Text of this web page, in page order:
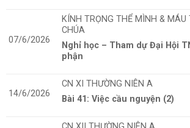
07/6/2026
KÍNH TRỌNG THỂ MÌNH & MÁU
CHÚA
Nghỉ học – Tham dự Đại Hội
phận
14/6/2026
CN XI THƯỜNG NIÊN A
Bài 41: Việc cầu nguyện (2)